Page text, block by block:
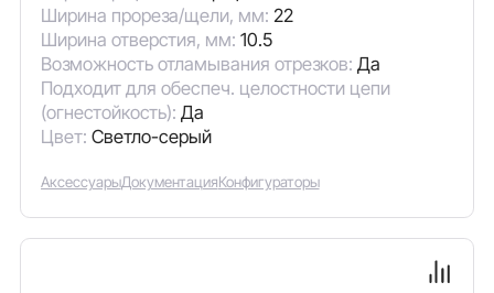
Ширина прореза/щели, мм: 22
Ширина отверстия, мм: 10.5
Возможность отламывания отрезков: Да
Подходит для обеспеч. целостности цепи
(огнестойкость): Да
Цвет: Светло-серый
АксессуарыДокументацияКонфигураторы